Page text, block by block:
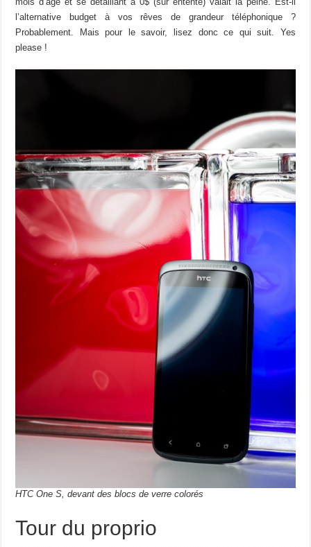
l’alternative budget à vos rêves de grandeur téléphonique ?
Probablement. Mais pour le savoir, lisez donc ce qui suit. Yes
please !
HTC One S, devant des blocs de verre colorés
Tour du proprio